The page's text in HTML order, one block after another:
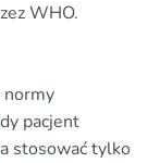
WHO.
normy
pacjent
stosować tylko